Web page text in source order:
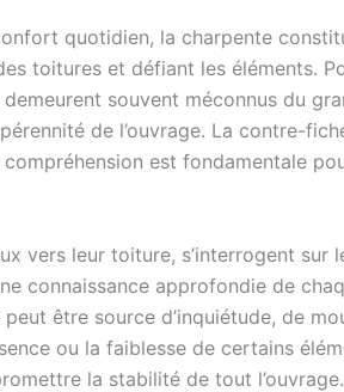
quotidien, la charpente
toitures et défiant les éléments.
souvent méconnus du
de l’ouvrage. La contre-
est fondamentale
vers leur toiture, s’interrogent sur
connaissance approfondie de
être source d’inquiétude, de
ou la faiblesse de certains
la stabilité de tout l’ouvrage.